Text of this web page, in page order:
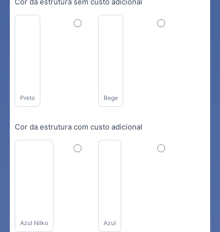
Preto Bege
Cor da estrutura com custo adicional
Azul Nilko Azul